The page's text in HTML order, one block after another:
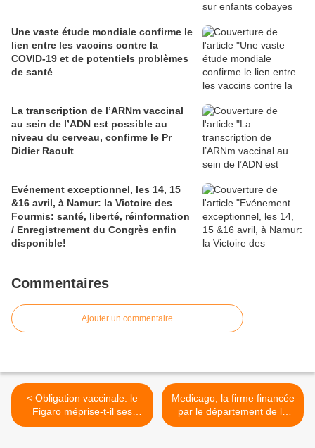
Une vaste étude mondiale confirme le
lien entre les vaccins contre la
COVID-19 et de potentiels problèmes
de santé
La transcription de l’ARNm vaccinal
au sein de l’ADN est possible au
niveau du cerveau, confirme le Pr
Didier Raoult
Evénement exceptionnel, les 14, 15
&16 avril, à Namur: la Victoire des
Fourmis: santé, liberté, réinformation
/ Enregistrement du Congrès enfin
disponible!
Commentaires
Ajouter un commentaire
< Obligation vaccinale: le
Figaro méprise-t-il ses
lecteurs?
Medicago, la firme financée
par le département de la
Défense américain qui